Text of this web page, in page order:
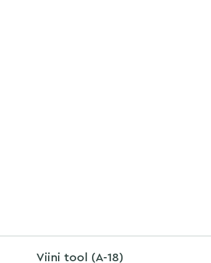
Viini tool (A-18)